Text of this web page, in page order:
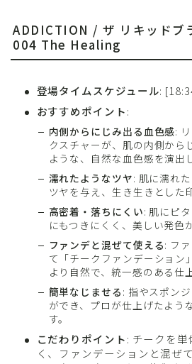
ADDICTION / ザ リキッドブ
004 The Healing
登場タイムスケジュール:
おすすめポイント:
内側からにじみ出る血色感:
クスチャーが、肌の内側から
ような、自然な血色感を演出
濡れたようなツヤ: 肌に濡れ
ツヤを与え、生き生きとした
高密着・落ちにくい: 肌にピ
にもつきにくく、美しい発色
ファンデと混ぜて使える: フ
て「チークファンデーション
より自然で、統一感のある仕
簡単なじませる : 指やスポン
ができ、プロが仕上げたよう
す。
こだわりポイント: チークを
く、ファンデーションと混ぜ